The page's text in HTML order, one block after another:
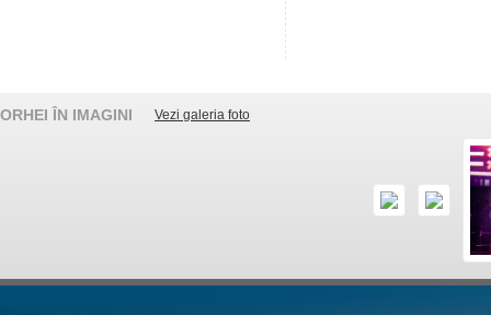
ORHEI ÎN IMAGINI Vezi galeria foto